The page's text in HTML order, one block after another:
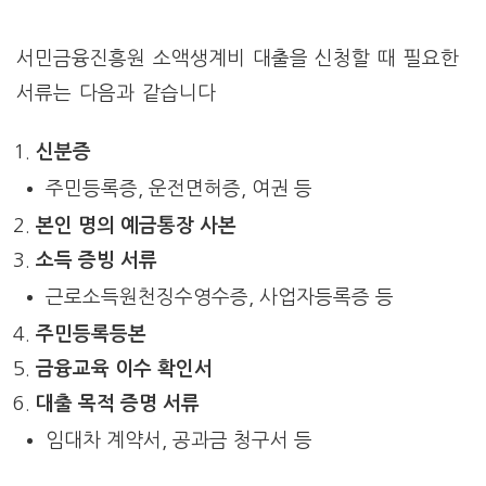
서민금융진흥원 소액생계비 대출을 신청할 때 필요한
서류는 다음과 같습니다
신분증
주민등록증, 운전면허증, 여권 등
본인 명의 예금통장 사본
소득 증빙 서류
근로소득원천징수영수증, 사업자등록증 등
주민등록등본
금융교육 이수 확인서
대출 목적 증명 서류
임대차 계약서, 공과금 청구서 등